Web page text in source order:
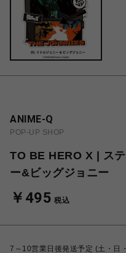
ANIME-Q
POP-UP SHOP
TO BE HERO X | ス
ー&ビッグジョニー
￥495 税込
7～10営業日後発送予定 (土・日